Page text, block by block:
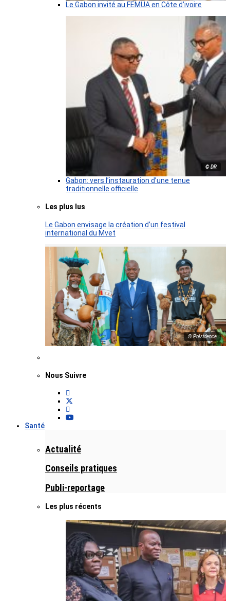
Le Gabon invité au FEMUA en Côte d’ivoire
© DR
Gabon: vers l’instauration d’une tenue
traditionnelle officielle
Les plus lus
Le Gabon envisage la création d’un festival
international du Mvet
© Présidence
Nous Suivre
Santé
Actualité
Conseils pratiques
Publi-reportage
Les plus récents